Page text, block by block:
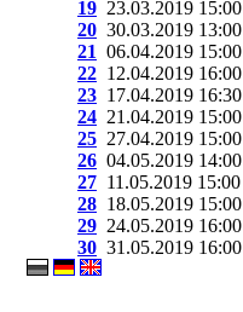
19 23.03.2019 15:00
20 30.03.2019 13:00
21 06.04.2019 15:00
22 12.04.2019 16:00
23 17.04.2019 16:30
24 21.04.2019 15:00
25 27.04.2019 15:00
26 04.05.2019 14:00
27 11.05.2019 15:00
28 18.05.2019 15:00
29 24.05.2019 16:00
30 31.05.2019 16:00